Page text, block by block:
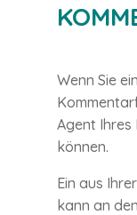
Wenn Sie
Agent
können.
Ein aus
kann an